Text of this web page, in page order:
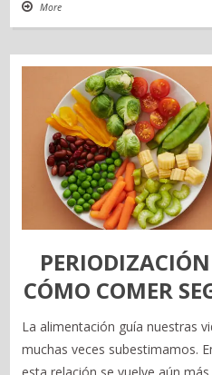
More
CÓMO COMER
La alimentación guía nuestras
muchas veces subestimamos.